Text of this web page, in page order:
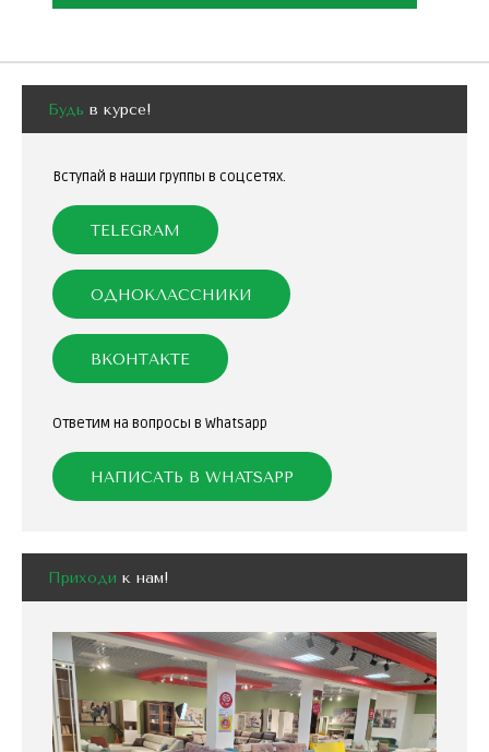
Будь в курсе!
Вступай в наши группы в соцсетях.
TELEGRAM
ОДНОКЛАССНИКИ
ВКОНТАКТЕ
Ответим на вопросы в Whatsapp
НАПИСАТЬ В WHATSAPP
Приходи к нам!